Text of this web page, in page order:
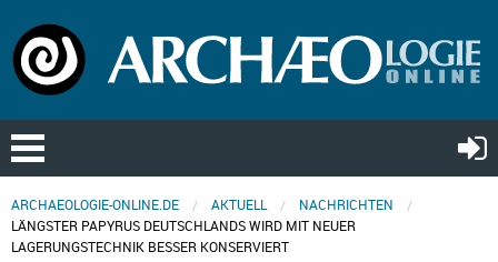
ARCHAEOLOGIE-ONLINE.DE AKTUELL
NACHRICHTEN
LÄNGSTER PAPYRUS DEUTSCHLANDS WIRD MIT NEUER
LAGERUNGSTECHNIK BESSER KONSERVIERT